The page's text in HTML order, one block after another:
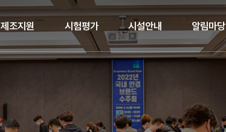
제조지원 시험평가 시설안내 알림마당